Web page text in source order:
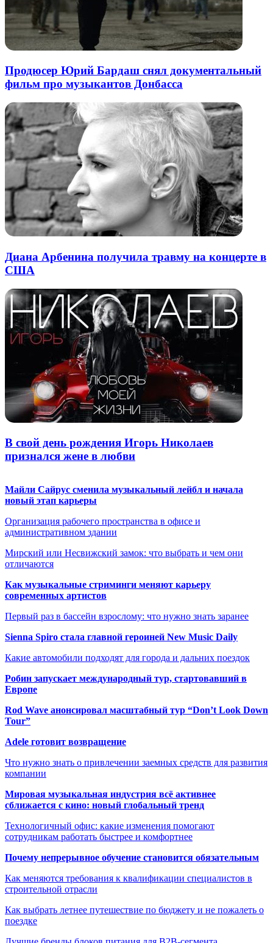
Продюсер Юрий Бардаш снял документальный
фильм про музыкантов Донбасса
Диана Арбенина получила травму на концерте в
США
В свой день рождения Игорь Николаев
признался жене в любви
Майли Сайрус сменила музыкальный лейбл и начала
новый этап карьеры
Организация рабочего пространства в офисе и
административном здании
Мирский или Несвижский замок: что выбрать и чем они
отличаются
Как музыкальные стриминги меняют карьеру
современных артистов
Первый раз в бассейн взрослому: что нужно знать заранее
Sienna Spiro стала главной героиней New Music Daily
Какие автомобили подходят для города и дальних поездок
Робин запускает международный тур, стартовавший в
Европе
Rod Wave анонсировал масштабный тур “Don’t Look Down
Tour”
Adele готовит возвращение
Что нужно знать о привлечении заемных средств для развития
компании
Мировая музыкальная индустрия всё активнее
сближается с кино: новый глобальный тренд
Технологичный офис: какие изменения помогают
сотрудникам работать быстрее и комфортнее
Почему непрерывное обучение становится обязательным
Как меняются требования к квалификации специалистов в
строительной отрасли
Как выбрать летнее путешествие по бюджету и не пожалеть о
поездке